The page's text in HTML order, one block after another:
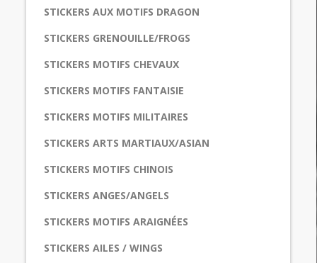
STICKERS AUX MOTIFS DRAGON
STICKERS GRENOUILLE/FROGS
STICKERS MOTIFS CHEVAUX
STICKERS MOTIFS FANTAISIE
STICKERS MOTIFS MILITAIRES
STICKERS ARTS MARTIAUX/ASIAN
STICKERS MOTIFS CHINOIS
STICKERS ANGES/ANGELS
STICKERS MOTIFS ARAIGNÉES
STICKERS AILES / WINGS